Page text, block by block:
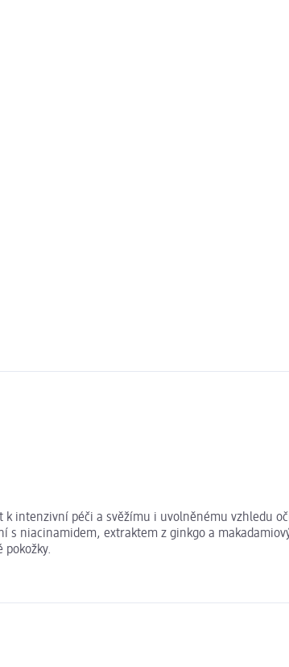
k intenzivní péči a svěžímu i uvolněnému vzhledu
niacinamidem, extraktem z ginkgo a
pokožky.